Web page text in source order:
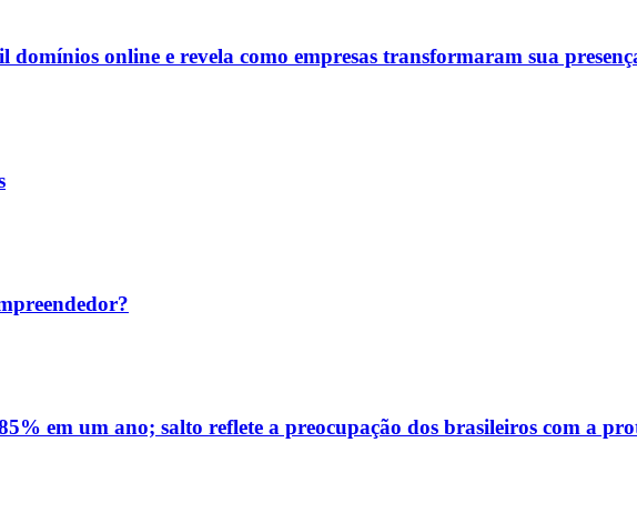
online e revela como empresas transformaram sua
em um ano; salto reflete a preocupação dos brasileiros com a